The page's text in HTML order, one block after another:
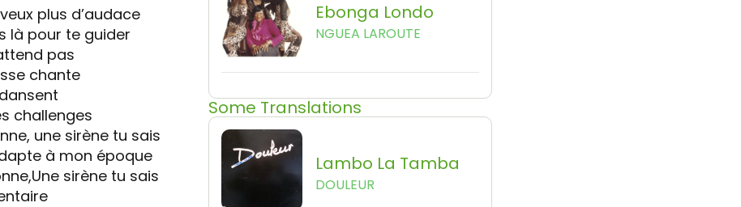
plus d’audace
là pour te guider
pas
chante
challenges
une sirène tu sais
à mon époque
sirène tu sais
Ebonga Londo
NGUEA LAROUTE
Some Translations
Lambo La Tamba
DOULEUR